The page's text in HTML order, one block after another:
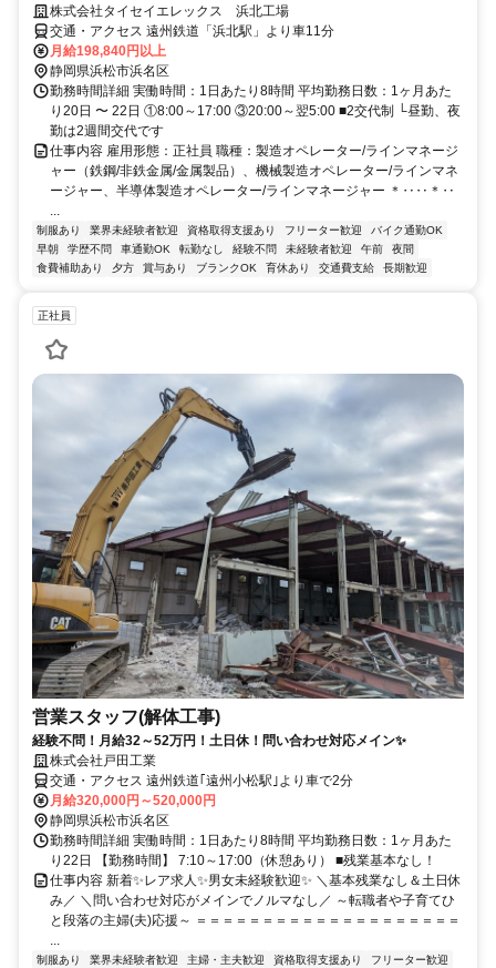
株式会社タイセイエレックス 浜北工場
交通・アクセス 遠州鉄道「浜北駅」より車11分
月給198,840円以上
静岡県浜松市浜名区
勤務時間詳細 実働時間：1日あたり8時間 平均勤務日数：1ヶ月あた
り20日 〜 22日 ①8:00～17:00 ③20:00～翌5:00 ■2交代制 └昼勤、夜
勤は2週間交代です
仕事内容 雇用形態：正社員 職種：製造オペレーター/ラインマネージ
ャー（鉄鋼/非鉄金属/金属製品）、機械製造オペレーター/ラインマネ
ージャー、半導体製造オペレーター/ラインマネージャー ＊‥‥＊‥
制服あり 業界未経験者歓迎 資格取得支援あり フリーター歓迎
バイク通勤OK
早朝
学歴不問 車通勤OK 転勤なし 経験不問 未経験者歓迎 午前
夜間
食費補助あり
夕方 賞与あり ブランクOK 育休あり 交通費支給 長期歓迎
正社員
営業スタッフ(解体工事)
経験不問！月給32～52万円！土日休！問い合わせ対応メイン✨
株式会社戸田工業
交通・アクセス 遠州鉄道｢遠州小松駅｣より車で2分
月給320,000円～520,000円
静岡県浜松市浜名区
勤務時間詳細 実働時間：1日あたり8時間 平均勤務日数：1ヶ月あた
り22日 【勤務時間】 7:10～17:00（休憩あり） ■残業基本なし！
仕事内容 新着✨レア求人✨男女未経験歓迎✨ ＼基本残業なし＆土日休
み／ ＼問い合わせ対応がメインでノルマなし／ ～転職者や子育てひ
と段落の主婦(夫)応援～ ＝＝＝＝＝＝＝＝＝＝＝＝＝＝＝＝＝＝＝＝
...
制服あり 業界未経験者歓迎 主婦・主夫歓迎 資格取得支援あり
フリーター歓迎